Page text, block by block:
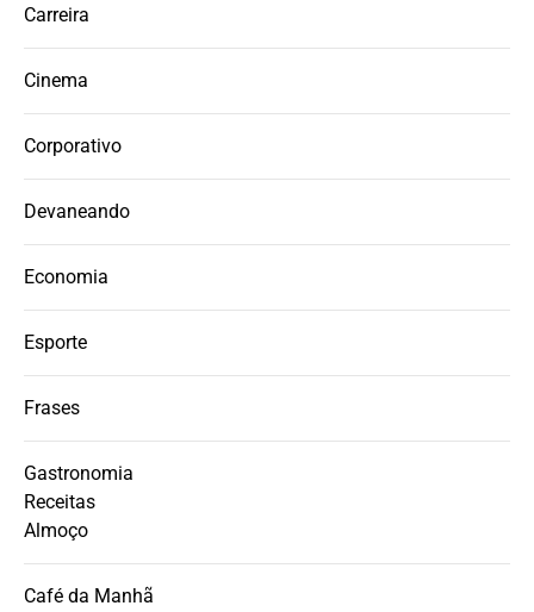
Carreira
Cinema
Corporativo
Devaneando
Economia
Esporte
Frases
Gastronomia
Receitas
Almoço
Café da Manhã